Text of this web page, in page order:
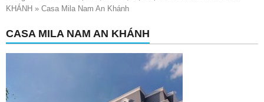
KHÁNH » Casa Mila Nam An Khánh
CASA MILA NAM AN KHÁNH